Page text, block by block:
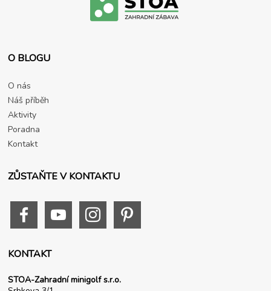
O BLOGU
O nás
Náš příběh
Aktivity
Poradna
Kontakt
ZŮSTAŇTE V KONTAKTU
KONTAKT
STOA-Zahradní minigolf s.r.o.